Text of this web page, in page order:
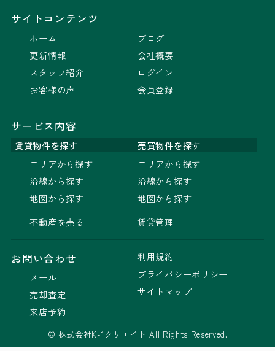
サイトコンテンツ
ホーム
更新情報
スタッフ紹介
お客様の声
ブログ
会社概要
ログイン
会員登録
サービス内容
賃貸物件を探す
売買物件を探す
エリアから探す
沿線から探す
地図から探す
不動産を売る
エリアから探す
沿線から探す
地図から探す
賃貸管理
お問い合わせ
メール
売却査定
来店予約
利用規約
プライバシーポリシー
サイトマップ
© 株式会社K-1クリエイト All Rights Reserved.